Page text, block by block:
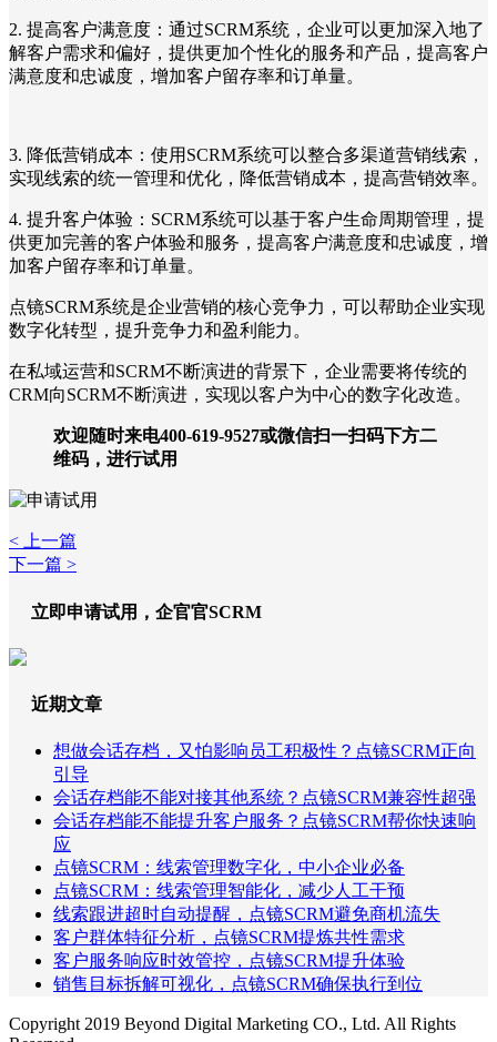
2. 提高客户满意度：通过SCRM系统，企业可以更加深入地了
解客户需求和偏好，提供更加个性化的服务和产品，提高客户
满意度和忠诚度，增加客户留存率和订单量。
3. 降低营销成本：使用SCRM系统可以整合多渠道营销线索，
实现线索的统一管理和优化，降低营销成本，提高营销效率。
4. 提升客户体验：SCRM系统可以基于客户生命周期管理，提
供更加完善的客户体验和服务，提高客户满意度和忠诚度，增
加客户留存率和订单量。
点镜SCRM系统是企业营销的核心竞争力，可以帮助企业实现
数字化转型，提升竞争力和盈利能力。
在私域运营和SCRM不断演进的背景下，企业需要将传统的
CRM向SCRM不断演进，实现以客户为中心的数字化改造。
欢迎随时来电400-619-9527或微信扫一扫码下方二
维码，进行试用
< 上一篇
下一篇 >
立即申请试用，企官官SCRM
近期文章
想做会话存档，又怕影响员工积极性？点镜SCRM正向
引导
会话存档能不能对接其他系统？点镜SCRM兼容性超强
会话存档能不能提升客户服务？点镜SCRM帮你快速响
应
点镜SCRM：线索管理数字化，中小企业必备
点镜SCRM：线索管理智能化，减少人工干预
线索跟进超时自动提醒，点镜SCRM避免商机流失
客户群体特征分析，点镜SCRM提炼共性需求
客户服务响应时效管控，点镜SCRM提升体验
销售目标拆解可视化，点镜SCRM确保执行到位
Copyright 2019 Beyond Digital Marketing CO., Ltd. All Rights